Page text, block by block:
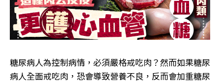
糖尿病人為控制病情，必須嚴格戒吃肉？然而如果糖尿
病人全面戒吃肉，恐會導致營養不良，反而會加重糖尿